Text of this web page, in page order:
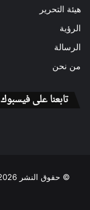
هيئة التحرير
الرؤية
الرسالة
من نحن
تابعنا على فيسبوك
© حقوق النشر 2026، جميع الحقوق محفوظة |